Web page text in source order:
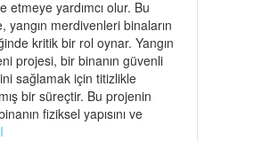
etmeye yardımcı olur. Bu
yangın merdivenleri binaların
kritik bir rol oynar. Yangın
projesi, bir binanın güvenli
sağlamak için titizlikle
bir süreçtir. Bu projenin
fiziksel yapısını ve